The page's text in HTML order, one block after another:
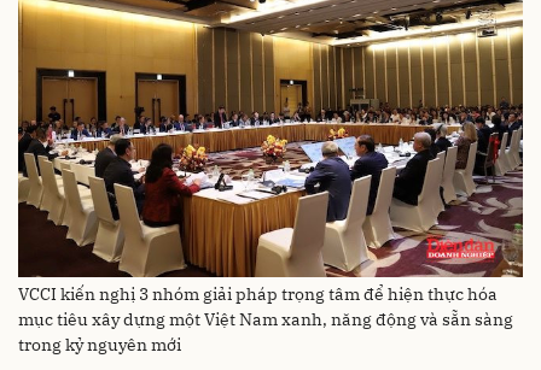
VCCI kiến nghị 3 nhóm giải pháp trọng tâm để hiện thực hóa
mục tiêu xây dựng một Việt Nam xanh, năng động và sẵn sàng
trong kỷ nguyên mới